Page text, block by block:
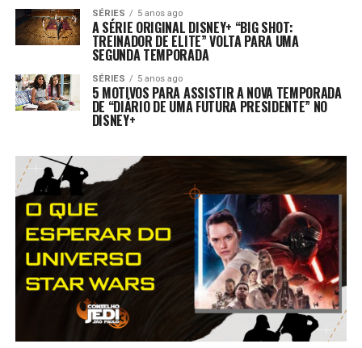
SÉRIES 5 anos ago
A SÉRIE ORIGINAL DISNEY+ “BIG SHOT:
TREINADOR DE ELITE” VOLTA PARA UMA
SEGUNDA TEMPORADA
SÉRIES 5 anos ago
5 MOTIVOS PARA ASSISTIR A NOVA TEMPORADA
DE “DIÁRIO DE UMA FUTURA PRESIDENTE” NO
DISNEY+